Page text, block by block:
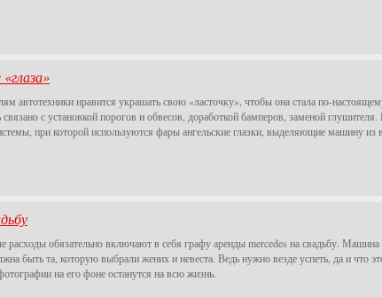
автотехники нравится украшать свою «ласточку», чтобы она стала по-
с установкой порогов и обвесов, доработкой бамперов, заменой
при которой используются фары ангельские глазки, выделяющие машину из
расходы обязательно включают в себя графу аренды mercedes на свадьбу.
быть та, которую выбрали жених и невеста. Ведь нужно везде успеть, да и что
на его фоне останутся на всю жизнь.